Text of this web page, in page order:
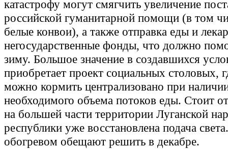
катастрофу могут смягчить увеличение
российской гуманитарной помощи (в том
белые конвои), а также отправка еды и
негосударственные фонды, что должно
зиму. Большое значение в создавшихся
приобретает проект социальных столовых,
можно кормить централизовано при
необходимого объема потоков еды. Стоит
на большей части территории Луганской
республики уже восстановлена подача
обогревом обещают решить в декабре.